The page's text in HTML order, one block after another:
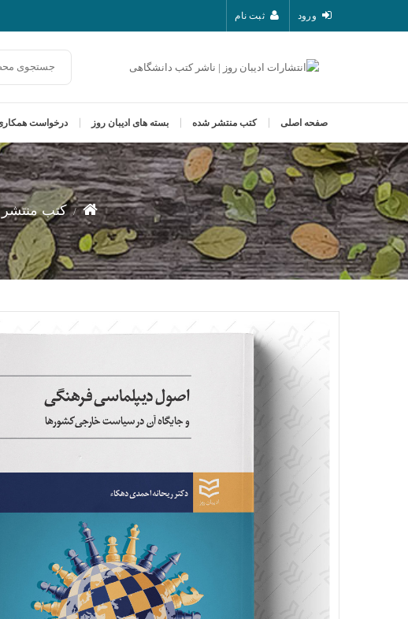
ورود ثبت نام
صفحه اصلی کتب منتشر شده بسته های ادیبان روز درخواست
کتب